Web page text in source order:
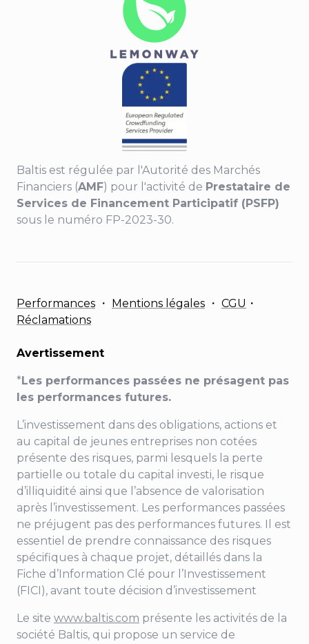
Baltis est régulée par l'Autorité des Marchés
Financiers (AMF) pour l'activité de Prestataire de
Services de Financement Participatif (PSFP)
sous le numéro FP-2023-30.
Performances ・ Mentions légales ・ CGU ・
Réclamations
Avertissement
*Les performances passées ne présagent pas
les performances futures.
L’investissement dans des obligations, actions et
au capital de jeunes entreprises non cotées
présente des risques, parmi lesquels la perte
partielle ou totale du capital investi, le risque
d’illiquidité ainsi que l’absence de valorisation
après l’investissement. Les performances passées
ne préjugent pas des performances futures. Il est
essentiel de prendre connaissance des risques
spécifiques à chaque projet, détaillés dans la
Fiche d’Information Clé pour l’Investissement
(FICI), avant toute décision d’investissement
Le site www.baltis.com présente les activités de la
société Baltis, qui propose un service de